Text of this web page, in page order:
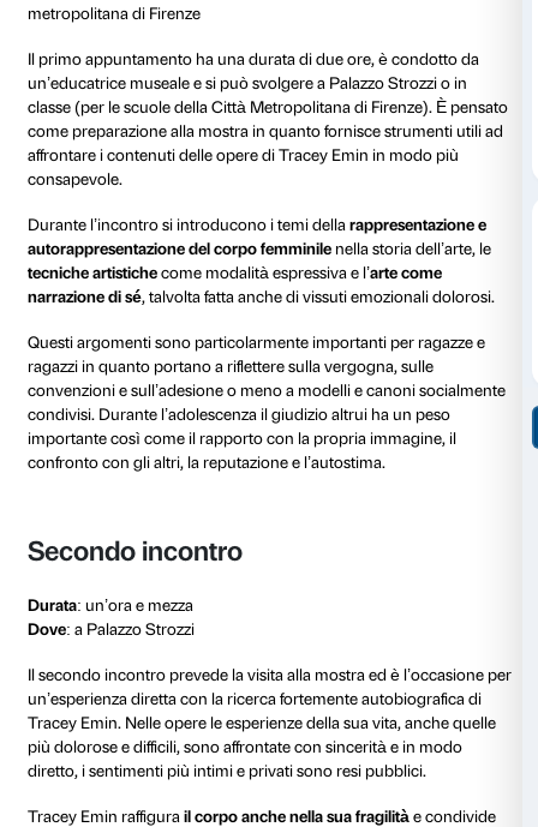
Scarica la restituzione del progetto
Come si svolge il
Il progetto è strutturato in due appuntamenti,
in modalità dialogica e prevedono la partecipazione
ragazze e ragazzi per entrare in relazione con le
Per entrambi gli incontri è richiesta la presenza
Dove:a Palazzo Strozzi o in classe per le scuole
metropolitana di Firenze
Il primo appuntamento ha una durata di due ore, è
un’educatrice museale e si può svolgere a Palazzo
classe (per le scuole della Città Metropolitana di